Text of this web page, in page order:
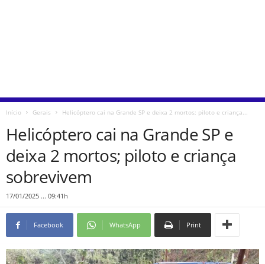
Início Gerais Helicóptero cai na Grande SP e deixa 2 mortos; piloto e criança...
Helicóptero cai na Grande SP e
deixa 2 mortos; piloto e criança
sobrevivem
17/01/2025 ... 09:41h
Facebook WhatsApp Print